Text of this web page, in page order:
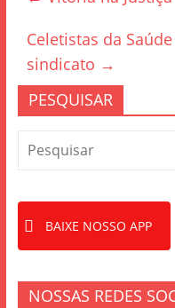
o
o
k
Celetistas da
sindicato →
PESQUISAR
BAIXE NOSSO APP
NOSSAS REDES